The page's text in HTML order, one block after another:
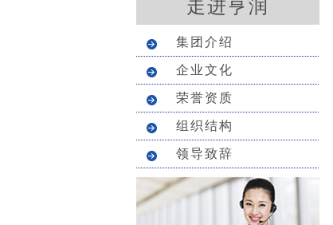
走进亨润
集团介绍
企业文化
荣誉资质
组织结构
领导致辞